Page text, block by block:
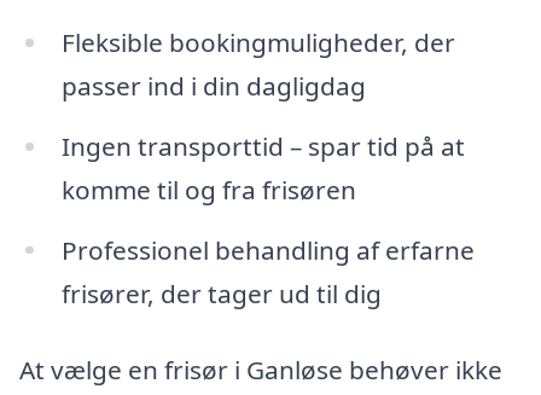
Fleksible bookingmuligheder, der
passer ind i din dagligdag
Ingen transporttid – spar tid på at
komme til og fra frisøren
Professionel behandling af erfarne
frisører, der tager ud til dig
At vælge en frisør i Ganløse behøver ikke